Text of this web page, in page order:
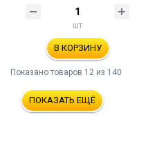
шт
В КОРЗИНУ
Показано товаров 12 из 140
ПОКАЗАТЬ ЕЩЁ